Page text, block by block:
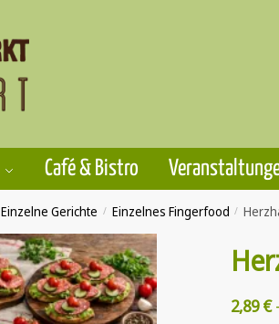
Café & Bistro
Einzelne Gerichte / Einzelnes Fingerfood /
2,89€